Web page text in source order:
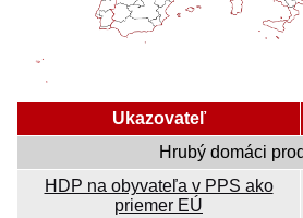
Ukazovateľ
Hrubý domáci
HDP na obyvateľa v PPS ako
priemer EÚ